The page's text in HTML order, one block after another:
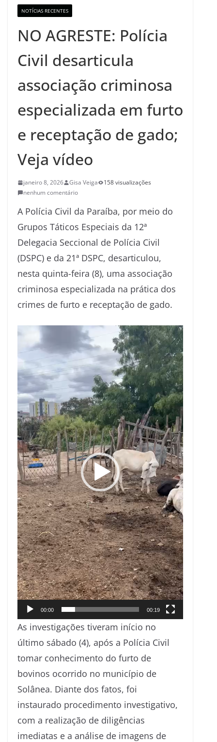
NOTÍCIAS RECENTES
NO AGRESTE: Polícia
Civil desarticula
associação criminosa
especializada em furto
e receptação de gado;
Veja vídeo
janeiro 8, 2026 Gisa Veiga
158 visualizações
nenhum comentário
A Polícia Civil da Paraíba, por meio do
Grupos Táticos Especiais da 12ª
Delegacia Seccional de Polícia Civil
(DSPC) e da 21ª DSPC, desarticulou,
nesta quinta-feira (8), uma associação
criminosa especializada na prática dos
crimes de furto e receptação de gado.
Tocador
de
vídeo
00:00 00:19
As investigações tiveram início no
último sábado (4), após a Polícia Civil
tomar conhecimento do furto de
bovinos ocorrido no município de
Solânea. Diante dos fatos, foi
instaurado procedimento investigativo,
com a realização de diligências
imediatas e a análise de imagens de